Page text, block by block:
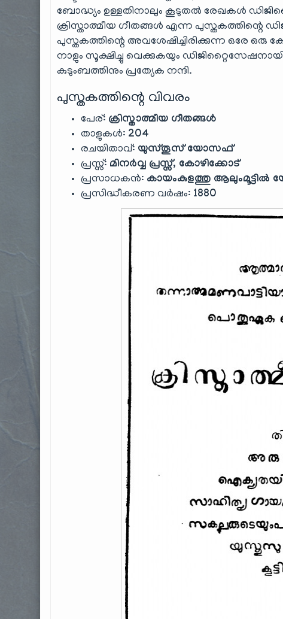
ബോദ്ധ്യം ഉള്ളതിനാലും കൂടുതൽ രേഖകൾ
ക്രിസ്താത്മീയ ഗീതങ്ങൾ എന്ന പുസ്തകത്തിന്റെ
പുസ്തകത്തിന്റെ അവശേഷിച്ചിരിക്കുന്ന ഒരേ ഒരു
നാളും സൂക്ഷിച്ചു വെക്കുകയും
കുടുംബത്തിനും പ്രത്യേക നന്ദി.
പുസ്തകത്തിന്റെ വിവരം
പേര്: ക്രിസ്താത്മീയ ഗീതങ്ങൾ
താളുകൾ: 204
രചയിതാവ്: യുസ്തൂസ് യോസഫ്
പ്രസ്സ്: മിനർവ്വ പ്രസ്സ്, കോഴിക്കോട്
പ്രസാധകൻ: കായംകുളത്തു ആലും‌മൂട്ടിൽ
പ്രസിദ്ധീകരണ വർഷം: 1880